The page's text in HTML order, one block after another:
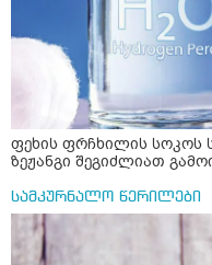
ფეხის ფრჩხილის სოკოს
ზეჟანგი შეგიძლიათ
სამკურნალო წერილები